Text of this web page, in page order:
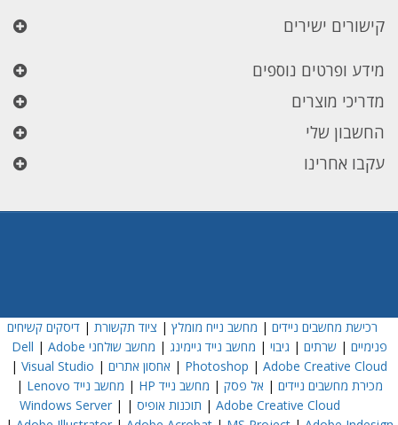
קישורים ישירים
מידע ופרטים נוספים
מדריכי מוצרים
החשבון שלי
עקבו אחרינו
רכישת מחשבים ניידים | מחשב נייח מומלץ | ציוד תקשורת |דיסקים קשיחים
פנימיים | שרתים | גיבוי | מחשב נייד גיימינג | מחשב שולחני Dell | Adobe
Photoshop | Adobe Creative Cloud
| אחסון אתרים |
Visual Studio
|
מכירת מחשבים ניידים | אל פסק | מחשב נייד HP | מחשב נייד Lenovo
|
Adobe Creative Cloud
| תוכנות אופיס |
Windows Server|